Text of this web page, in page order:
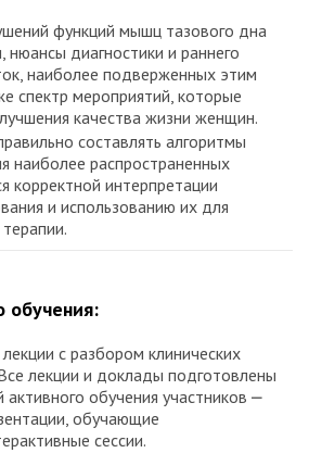
функций мышц тазового дна
нюансы диагностики и раннего
наиболее подверженных этим
спектр мероприятий, которые
качества жизни женщин.
составлять алгоритмы
наиболее распространенных
корректной интерпретации
и использованию их для
обучения:
с разбором клинических
лекции и доклады подготовлены
активного обучения участников ⎼
обучающие
сессии.